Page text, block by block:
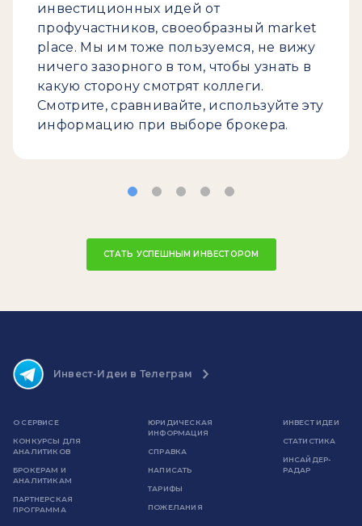
инвестиционных идей от
профучастников, своеобразный market
place. Мы им тоже пользуемся, не вижу
ничего зазорного в том, чтобы узнать в
какую сторону смотрят коллеги.
Смотрите, сравнивайте, используйте эту
информацию при выборе брокера.
СТАТЬ УСПЕШНЫМ ИНВЕСТОРОМ
Инвест-Идеи в Телеграм
О СЕРВИСЕ
КОНКУРСЫ ДЛЯ
АНАЛИТИКОВ
БРОКЕРАМ И
АНАЛИТИКАМ
ПАРТНЕРСКАЯ
ПРОГРАММА
ЮРИДИЧЕСКАЯ
ИНФОРМАЦИЯ
СПРАВКА
НАПИСАТЬ
ТАРИФЫ
ПОЖЕЛАНИЯ
ИНВЕСТ ИДЕИ
СТАТИСТИКА
ИНСАЙДЕР-
РАДАР